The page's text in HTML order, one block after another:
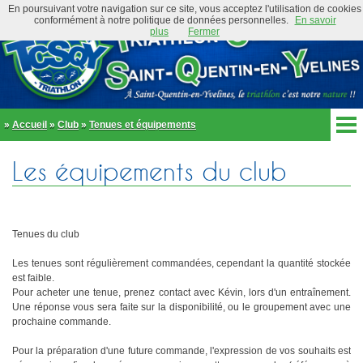
» Accueil » Club » Tenues et équipements
Accueil Actualités
Organigramme
Règlement
École de triathlon
Trombinoscope
Partenaires
Présentation
Inscriptions
Parcours
Les équipements du club
Tenues du club
Les tenues sont régulièrement commandées, cependant la quantité stockée
est faible.
Pour acheter une tenue, prenez contact avec Kévin, lors d'un entraînement.
Une réponse vous sera faite sur la disponibilité, ou le groupement avec une
prochaine commande.
Pour la préparation d'une future commande, l'expression de vos souhaits est
En poursuivant votre navigation sur ce site, vous acceptez l'utilisation de cookies
conformément à notre politique de données personnelles.
En savoir
plus
Fermer